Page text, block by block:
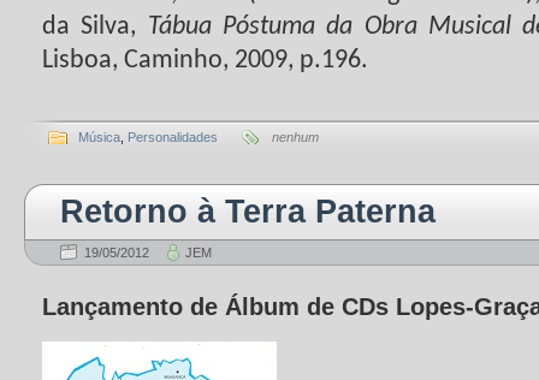
da Silva,
Tábua Póstuma da Obra Musical
Lisboa, Caminho, 2009, p.196.
Música Personalidades nenhum
Retorno à Terra Paterna
19/05/2012 JEM
Lançamento de Álbum de CDs Lopes-